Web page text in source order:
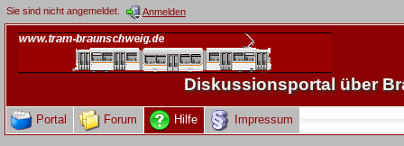
Sie sind nicht angemeldet. Anmelden
Diskussionsportal über
Portal Forum Hilfe Impressum